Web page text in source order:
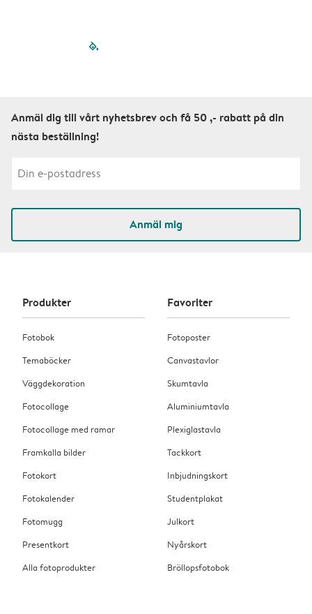
filled-pagination
Anmäl dig till vårt nyhetsbrev och få 50 ,- rabatt på din
nästa beställning!
Anmäl mig
Produkter
Fotobok
Temaböcker
Väggdekoration
Fotocollage
Fotocollage med ramar
Framkalla bilder
Fotokort
Fotokalender
Fotomugg
Presentkort
Alla fotoprodukter
Favoriter
Fotoposter
Canvastavlor
Skumtavla
Aluminiumtavla
Plexiglastavla
Tackkort
Inbjudningskort
Studentplakat
Julkort
Nyårskort
Bröllopsfotobok